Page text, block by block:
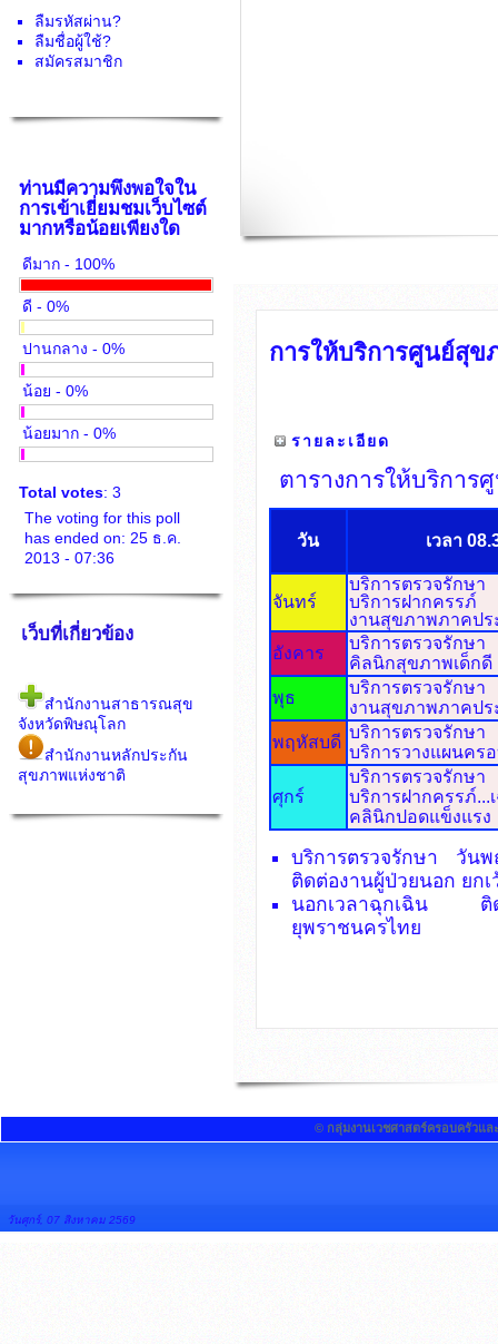
ลืมรหัสผ่าน?
ลืมชื่อผู้ใช้?
สมัครสมาชิก
ท่านมีความพึงพอใจใน
การเข้าเยี่ยมชมเว็บไซต์
มากหรือน้อยเพียงใด
ดีมาก - 100%
ดี - 0%
ปานกลาง - 0%
น้อย - 0%
น้อยมาก - 0%
Total votes: 3
The voting for this poll
has ended on: 25 ธ.ค.
2013 - 07:36
เว็บที่เกี่ยวข้อง
สำนักงานสาธารณสุข
จังหวัดพิษณุโลก
สำนักงานหลักประกัน
สุขภาพแห่งชาติ
การให้บริการศูนย์สุ
รายละเอียด
ตารางการให้บริกา
วัน เวลา
จันทร์
บริการตรวจรักษา
บริการฝากครรภ์
งานสุขภาพภาคป
อังคาร
บริการตรวจรักษา
คิลนิกสุขภาพเด็กดี
พุธ
บริการตรวจรักษา
งานสุขภาพภาคป
พฤหัสบดี
บริการตรวจรักษา
บริการวางแผนคร
ศุกร์
บริการตรวจรักษา
บริการฝากครรภ์
คลินิกปอดแข็งแรง
บริการตรวจรักษา วัน
ติดต่องานผู้ป่วยนอก ยก
นอกเวลาฉุกเฉิน ติดต่
ยุพราชนครไทย
© กลุ่มงานเวชศาสตร์ครอบครัวแล
วันศุกร์, 07 สิงหาคม 2569